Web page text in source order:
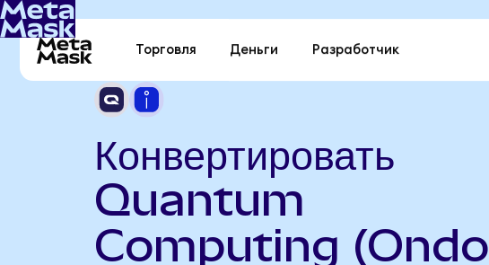
Торговля Деньги Разработчик
Конвертировать
Quantum
Computing (Ondo